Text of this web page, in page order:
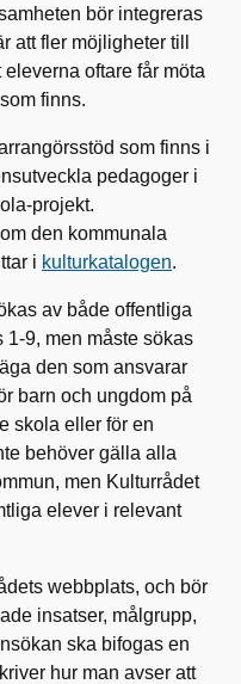
bör integreras
att fler möjligheter till
oftare får möta
finns.
som finns i
pedagoger i
projekt.
den kommunala
i kulturkatalogen.
av både offentliga
1-9, men måste sökas
den som ansvarar
barn och ungdom på
skola eller för en
behöver gälla alla
men Kulturrådet
elever i relevant
webbplats, och bör
insatser, målgrupp,
ska bifogas en
hur man avser att